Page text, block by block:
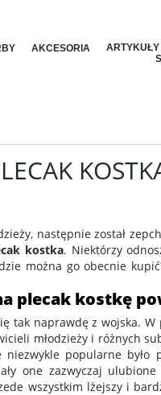
AKCESORIA
ARTYKUŁY
następnie został
kostka. Niektórzy
można go obecnie
plecak kostkę
tak naprawdę z wojska.
młodzieży i różnych
popularne było
one zazwyczaj
wszystkim lżejszy i